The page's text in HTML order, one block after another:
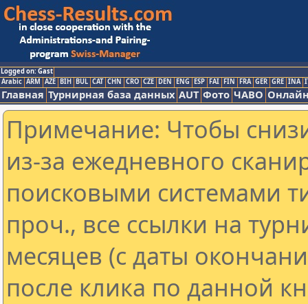
Logged on: Gast
Arabic ARM AZE BIH BUL CAT CHN CRO CZE DEN ENG ESP FAI FIN FRA GER GRE INA
Главная Турнирная база данных AUT Фото ЧАВО
Примечание: Чтобы
из-за ежедневного
поисковыми системами
проч., все ссылки на
месяцев (с даты
после клика по данной